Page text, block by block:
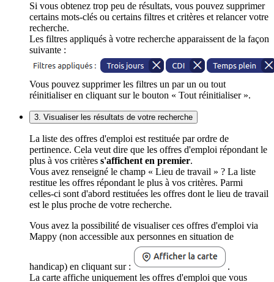
Si vous obtenez trop peu de résultats, vous pouvez supprimer
certains mots-clés ou certains filtres et critères et relancer votre
recherche.
Les filtres appliqués à votre recherche apparaissent de la façon
suivante :
Vous pouvez supprimer les filtres un par un ou tout
réinitialiser en cliquant sur le bouton « Tout réinitialiser ».
3. Visualiser les résultats de votre recherche
La liste des offres d'emploi est restituée par ordre de
pertinence. Cela veut dire que les offres d'emploi répondant le
plus à vos critères s'affichent en premier.
Vous avez renseigné le champ « Lieu de travail » ? La liste
restitue les offres répondant le plus à vos critères. Parmi
celles-ci sont d'abord restituées les offres dont le lieu de travail
est le plus proche de votre recherche.
Vous avez la possibilité de visualiser ces offres d'emploi via
Mappy (non accessible aux personnes en situation de
handicap) en cliquant sur :
.
La carte affiche uniquement les offres d'emploi que vous